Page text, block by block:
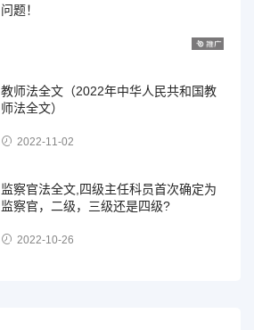
问题！
教师法全文（2022年中华人民共和国教
师法全文）
2022-11-02
监察官法全文,四级主任科员首次确定为
监察官，二级，三级还是四级?
2022-10-26